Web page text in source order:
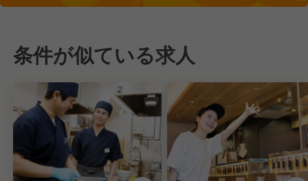
条件が似ている求人